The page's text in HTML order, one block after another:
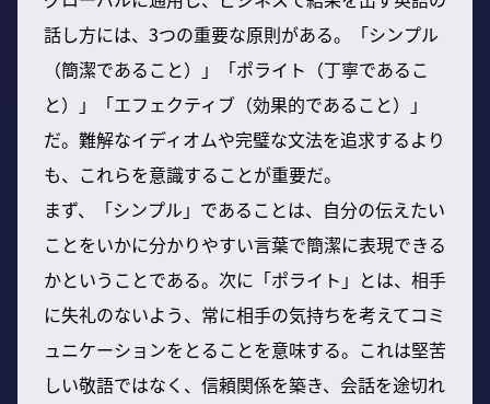
話し方には、3つの重要な原則がある。「シンプル
（簡潔であること）」「ポライト（丁寧であるこ
と）」「エフェクティブ（効果的であること）」
だ。難解なイディオムや完璧な文法を追求するより
も、これらを意識することが重要だ。
まず、「シンプル」であることは、自分の伝えたい
ことをいかに分かりやすい言葉で簡潔に表現できる
かということである。次に「ポライト」とは、相手
に失礼のないよう、常に相手の気持ちを考えてコミ
ュニケーションをとることを意味する。これは堅苦
しい敬語ではなく、信頼関係を築き、会話を途切れ